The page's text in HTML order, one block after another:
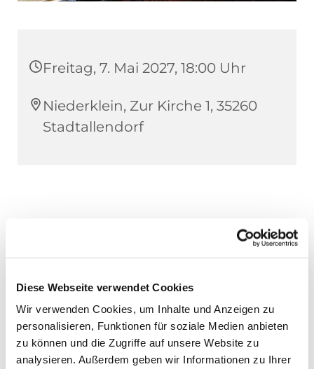
Diese Webseite verwendet Cookies
Wir verwenden Cookies, um Inhalte und Anzeigen zu
personalisieren, Funktionen für soziale Medien anbieten
zu können und die Zugriffe auf unsere Website zu
analysieren. Außerdem geben wir Informationen zu Ihrer
Freitag, 7. Mai 2027, 18:00 Uhr
Niederklein, Zur Kirche 1, 35260
Stadtallendorf